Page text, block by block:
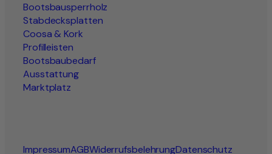
Bootsbausperrholz
Stabdecksplatten
Coosa & Kork
Profilleisten
Bootsbaubedarf
Ausstattung
Marktplatz
ImpressumAGBWiderrufsbelehrungDatenschutz